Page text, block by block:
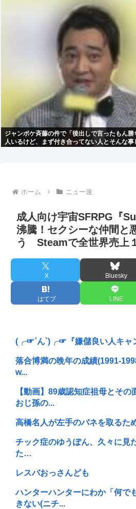
ジャンポケ斉藤の件で「後出しで言ったもん
人いるけど、まず付き合ってない人とそんな事
ホーム ニュー速
成人向け宇宙SFRPG『
沸騰！セクシーな仲間と
う Steamで全世界売上
X Bluesky
はてブ LINE
(╭☞´ん`)╭☞『嫌儲良い人キャ
落合博満の晩年の成績(1991-
w...
【動画】89歳認知症祖母とそ
おじ孫の...
高橋名人が左手のバネを取るた
チック症のゆうぽん、久々に見
た…
レスバおっさんども
ハンターハンターにわか「何で
きない(ニチ...